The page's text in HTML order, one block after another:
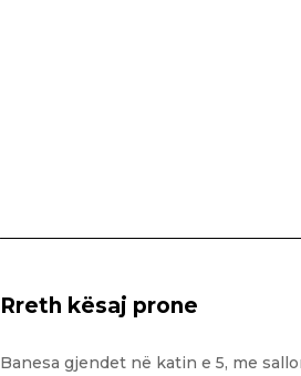
Rreth kësaj prone
Banesa gjendet në katin e 5, me